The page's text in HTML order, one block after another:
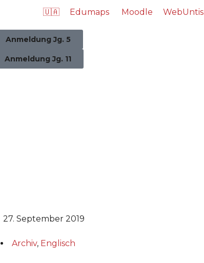
🇺🇦 Edumaps Moodle WebUntis
Anmeldung Jg. 5
Anmeldung Jg. 11
27. September 2019
Archiv, Englisch